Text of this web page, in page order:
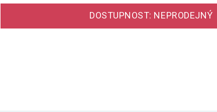
STILISTA Slunečník s potahem Ø 3 m, hnědý
DOSTUPNOST: NEPRODEJNÝ